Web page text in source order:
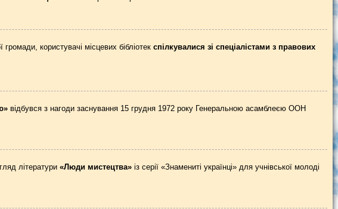
користувачі місцевих бібліотек спілкувалися зі спеціалістами з правових
відбувся з нагоди заснування 15 грудня 1972 року Генеральною асамблеєю ООН
літератури «Люди мистецтва»із серії «Знамениті українці» для учнівської молоді